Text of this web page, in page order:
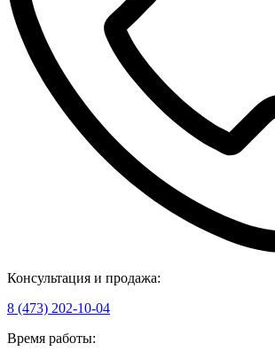
Консультация и продажа:
8 (473) 202-10-04
Время работы: